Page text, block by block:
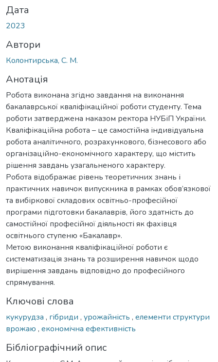
Дата
2023
Автори
Колонтирська, С. М.
Анотація
Робота виконана згідно завдання на виконання
бакалаврської кваліфікаційної роботи студенту. Тема
роботи затверджена наказом ректора НУБіП України.
Кваліфікаційна робота – це самостійна індивідуальна
робота аналітичного, розрахункового, бізнесового або
організаційно-економічного характеру, що містить
рішення завдань узагальненого характеру.
Робота відображає рівень теоретичних знань і
практичних навичок випускника в рамках обов’язкової
та вибіркової складових освітньо-професійної
програми підготовки бакалаврів, його здатність до
самостійної професійної діяльності як фахівця
освітнього ступеню «Бакалавр».
Метою виконання кваліфікаційної роботи є
систематизація знань та розширення навичок щодо
вирішення завдань відповідно до професійного
спрямування.
Ключові слова
кукурудза , гібриди , урожайність , елементи структури
врожаю , економічна ефективність
Бібліографічний опис